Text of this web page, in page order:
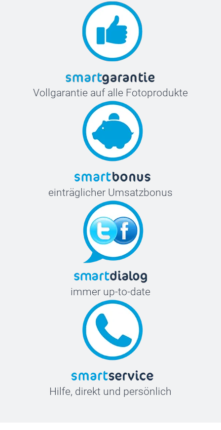
Vollgarantie auf alle Fotoprodukte
einträglicher Umsatzbonus
immer up-to-date
Hilfe, direkt und persönlich